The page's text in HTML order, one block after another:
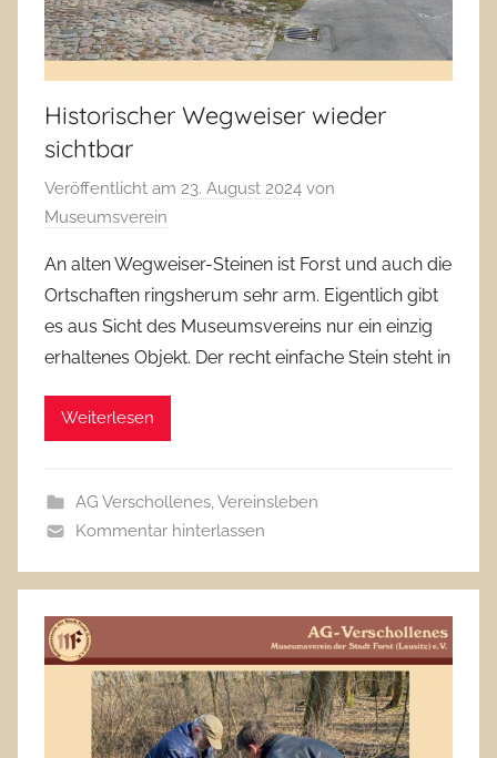
Historischer Wegweiser wieder
sichtbar
Veröffentlicht am 23. August 2024 von
Museumsverein
An alten Wegweiser-Steinen ist Forst und auch die
Ortschaften ringsherum sehr arm. Eigentlich gibt
es aus Sicht des Museumsvereins nur ein einzig
erhaltenes Objekt. Der recht einfache Stein steht in
Weiterlesen
AG Verschollenes,Vereinsleben
Kommentar hinterlassen